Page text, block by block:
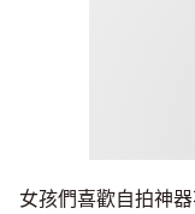
女孩們喜歡自拍神